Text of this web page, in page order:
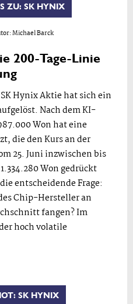
ZU: SK HYNIX
Michael Barck
200-Tage-Linie
Hynix Aktie hat sich ein
Nach dem KI-
Won hat eine
die den Kurs an der
25. Juni inzwischen bis
Won gedrückt
entscheidende Frage:
Chip-Hersteller an
fangen? Im
hoch volatile
SK HYNIX